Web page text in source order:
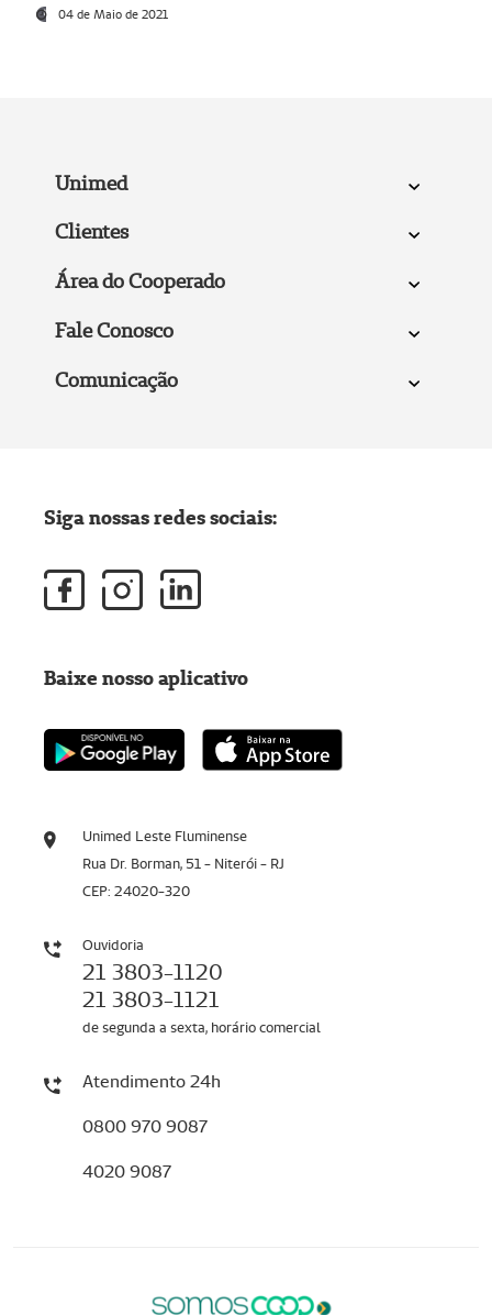
04 de Maio de 2021
Unimed
Clientes
Área do Cooperado
Fale Conosco
Comunicação
Unimed Leste Fluminense
Rua Dr. Borman, 51 - Niterói - RJ
CEP: 24020-320
Ouvidoria
21 3803-1120
21 3803-1121
de segunda a sexta, horário comercial
Atendimento 24h
0800 970 9087
4020 9087
Siga nossas redes sociais:
Baixe nosso aplicativo